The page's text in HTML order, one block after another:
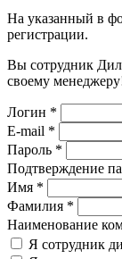
На указанный в
регистрации.
Вы сотрудник
своему
Логин *
E-mail *
Пароль *
Подтверждение
Имя *
Фамилия *
Наименование
Я сотрудник